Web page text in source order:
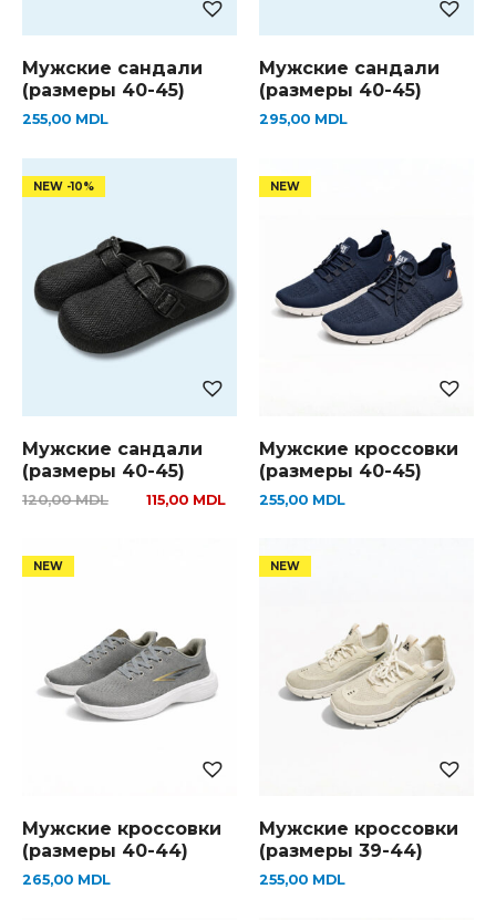
Мужские сандали
(размеры 40-45)
255,00 MDL
Мужские сандали
(размеры 40-45)
295,00 MDL
Мужские сандали
(размеры 40-45)
120,00MDL 115,00 MDL
Мужские кроссовки
(размеры 40-45)
255,00 MDL
Мужские кроссовки
(размеры 40-44)
265,00 MDL
Мужские кроссовки
(размеры 39-44)
255,00 MDL